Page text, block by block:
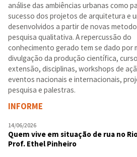
análise das ambiências urbanas como
sucesso dos projetos de arquitetura e
desenvolvidos a partir de novas
pesquisa qualitativa. A repercussão do
conhecimento gerado tem se dado por
divulgação da produção científica,
extensão, disciplinas, workshops de
eventos nacionais e internacionais,
pesquisa e palestras.
INFORME
14/06/2026
Quem vive em situação de rua no
Prof. Ethel Pinheiro